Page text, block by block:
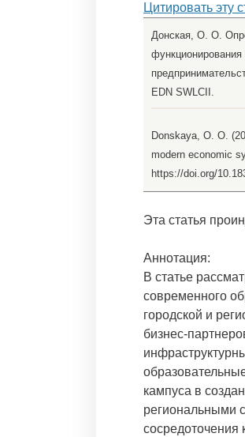
Цитировать эту
Донская, О. О.
EDN SWLCII.
Donskaya, O. O.
modern economic
https://doi.org/
Эта статья
Аннотация:
В статье
современного
городской и
бизнес-
кампуса в
региональными
сосредоточения